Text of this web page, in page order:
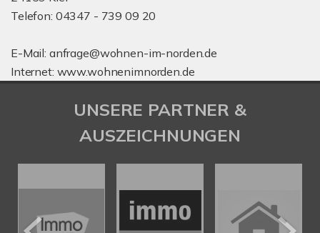
Telefon: 04347 - 739 09 20
E-Mail: anfrage@wohnen-im-norden.de
Internet: www.wohnenimnorden.de
UNSERE PARTNER &
AUSZEICHNUNGEN